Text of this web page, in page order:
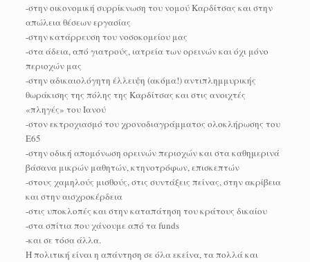
-στην οικονομική συρρίκνωση του νομού Καρδίτσας και στην
απώλεια θέσεων εργασίας
-στην κατάρρευση του νοσοκομείου μας
-στα άδεια, από γιατρούς, ιατρεία των ορεινών και όχι μόνο
περιοχών μας
-στην αδικαιολόγητη έλλειψη (ακόμα!) αντιπλημμυρικής
θωράκισης της πόλης της Καρδίτσας και στις ανοιχτές
«πληγές» του Ιανού
-στον εκτροχιασμό του χρονοδιαγράμματος ολοκλήρωσης του
Ε65
-στην οδική απομόνωση ορεινών περιοχών και στα καθημερινά
βάσανα μικρών μαθητών, κτηνοτρόφων, επισκεπτών
-στους χαμηλούς μισθούς, στις συντάξεις πείνας, στην ακρίβεια
και στην αισχροκέρδεια
-στις υποκλοπές και στην καταπάτηση του κράτους δικαίου
-στα σπίτια που χάνουμε από τα funds
-και σε τόσα άλλα.
Η πολιτική είναι η απάντηση σε όλα εκείνα, τα πολλά και